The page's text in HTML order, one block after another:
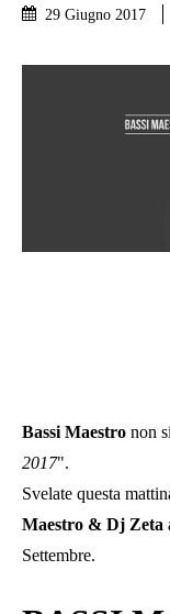
29 Giugno 2017
Bassi Maestro non
2017".
Svelate questa
Maestro & Dj Zeta
Settembre.